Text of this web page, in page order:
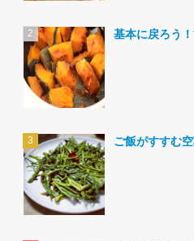
基本に戻ろう
ご飯がすすむ